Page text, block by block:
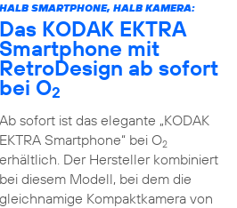
HALB SMARTPHONE, HALB KAMERA:
Das KODAK EKTRA
Smartphone mit
RetroDesign ab sofort
bei O2
Ab sofort ist das elegante „KODAK
EKTRA Smartphone“ bei O2
erhältlich. Der Hersteller kombiniert
bei diesem Modell, bei dem die
gleichnamige Kompaktkamera von